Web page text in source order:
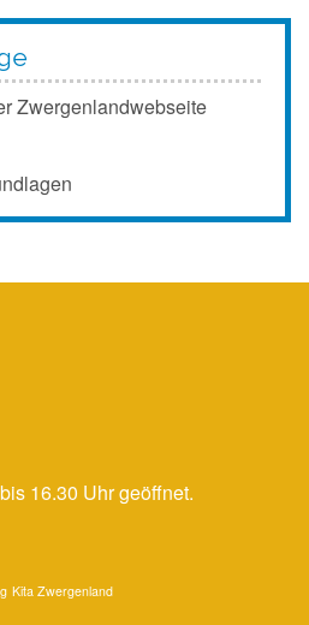
Zwergenlandwebseite
16.30 Uhr geöffnet.
Kita Zwergenland